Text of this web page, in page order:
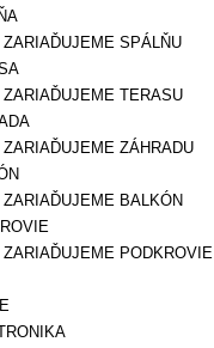
ZARIAĎUJEME SPÁLŇU
ZARIAĎUJEME TERASU
ZARIAĎUJEME ZÁHRADU
ZARIAĎUJEME BALKÓN
ZARIAĎUJEME PODKROVIE